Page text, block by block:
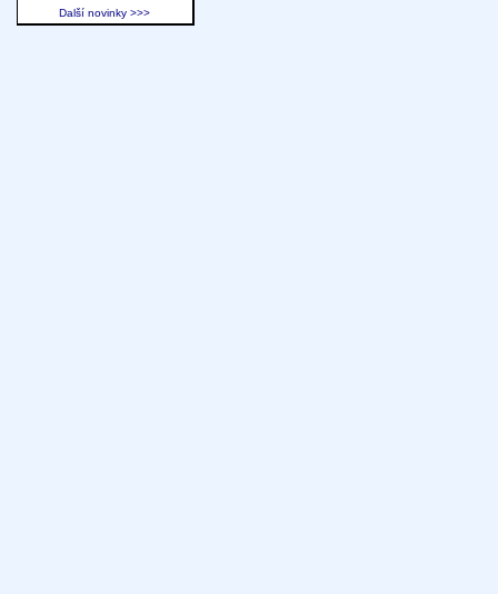
Další novinky >>>